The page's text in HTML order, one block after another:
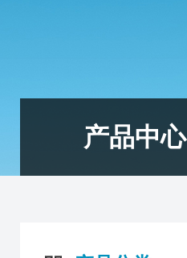
产品中心